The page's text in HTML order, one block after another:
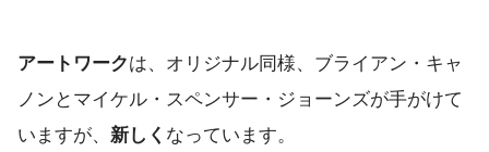
アートワークは、オリジナル同様、ブライアン・キャ
ノンとマイケル・スペンサー・ジョーンズが手がけて
いますが、 新しく なっています。